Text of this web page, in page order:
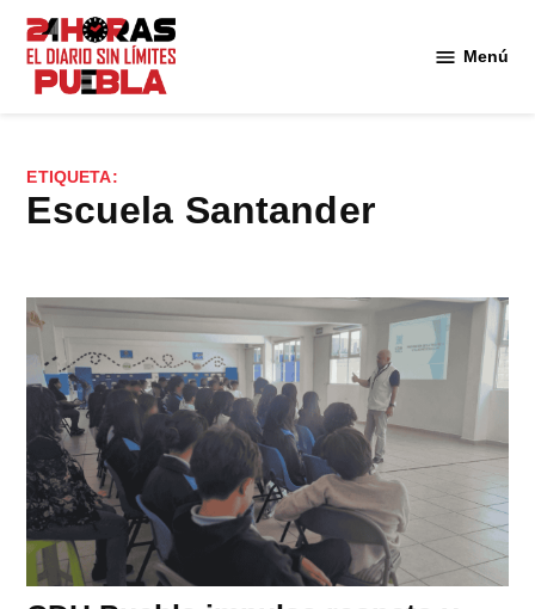
Saltar
contenido
Menú
ETIQUETA:
Escuela Santander